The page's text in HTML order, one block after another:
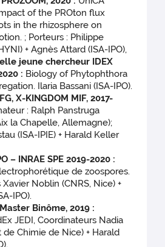
of the PROton flux
in the rhizosphere on
; Porteurs : Philippe
+ Agnès Attard (ISA-IPO),
jeune chercheur IDEX
: Biology of Phytophthora
Ilaria Bassani (ISA-IPO).
X-KINGDOM MIF, 2017-
: Ralph Panstruga
la Chapelle, Allemagne);
(ISA-IPIE) + Harald Keller
– INRAE SPE 2019-2020 :
de zoospores.
Noblin (CNRS, Nice) +
IPO).
Binôme, 2019 :
JEDI, Coordinateurs Nadia
de Chimie de Nice) + Harald